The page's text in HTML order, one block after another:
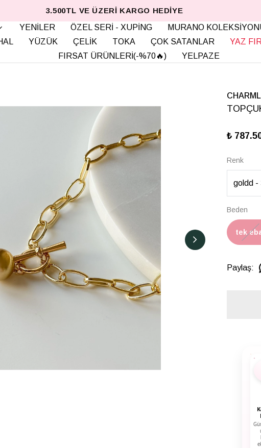
3.500TL VE ÜZERI KARGO HEDIYE
YENİLER ÖZEL SERİ - XUPİNG MURANO
YÜZÜK ÇELİK TOKA ÇOK SATANLAR
YAZ
FIRSAT ÜRÜNLERİ(-%70🔥)
YELPAZE
₺
Renk
Beden
tek
Paylaş: